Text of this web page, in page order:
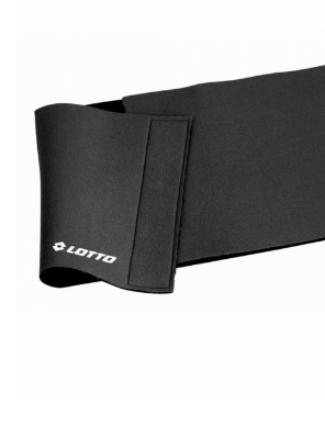
Tricouri, pantaloni, bluze
Costume profesionale inot